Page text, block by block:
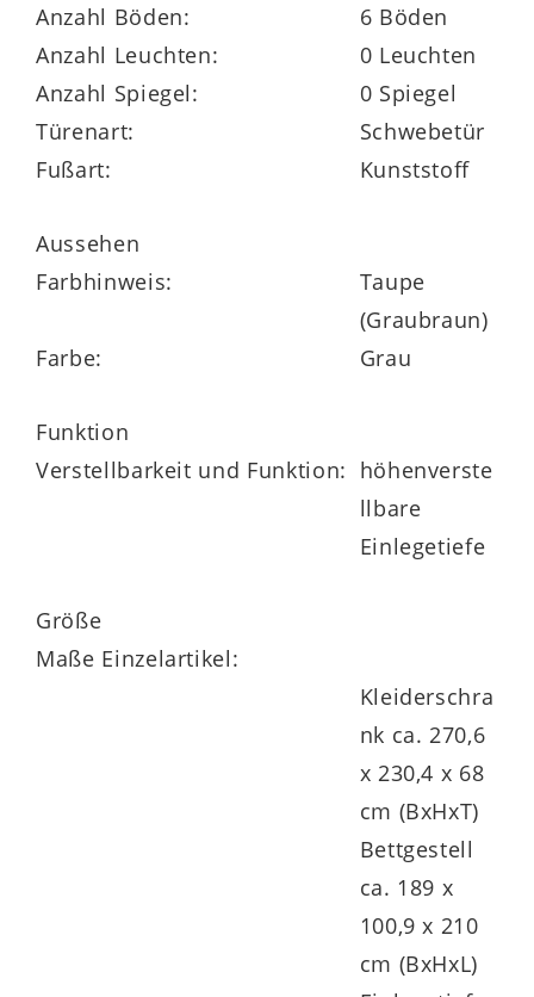
und der beiden Nachtkommoden – im
Überblick:
Der zweitürige
Schwebetürenschrank
und sechs Kleiderböden.
ca. 271 x
230 x 68 cm (BxHxT)
Zu den funktionalen Highlights des
geräumigen Schlafzimmerschranks
gehören die Bürstendichtung der Türen
und die höhenverstellbaren Einlegeböden,
belastbar sind.
bietet eine
Liegefläche von ca. 180 x 200 cm (BxL)
und demzufolge zwei Personen bequem
Dank der vierfach höhenverstellbaren
Lattenrahmen-Auflage können Sie sich so
Anzahl Böden:
6 Böden
Anzahl Leuchten:
0 Leuchten
Anzahl Spiegel:
0 Spiegel
Türenart:
Schwebetür
Fußart:
Kunststoff
Aussehen
Farbhinweis:
Taupe
(Graubraun)
Farbe:
Grau
Funktion
Verstellbarkeit und Funktion: höhenverste
llbare
Einlegetiefe
Größe
Maße Einzelartikel:
Kleiderschra
nk ca. 270,6
x 230,4 x 68
cm (BxHxT)
Bettgestell
ca. 189 x
100,9 x 210
cm (BxHxL)